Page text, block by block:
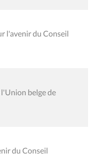
l'avenir du Conseil
belge de
du Conseil